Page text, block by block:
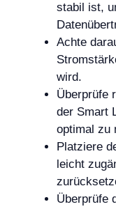
stabil ist,
Achte
wird.
Überprüfe
der Smart
optimal zu
Platziere
leicht
Überprüfe